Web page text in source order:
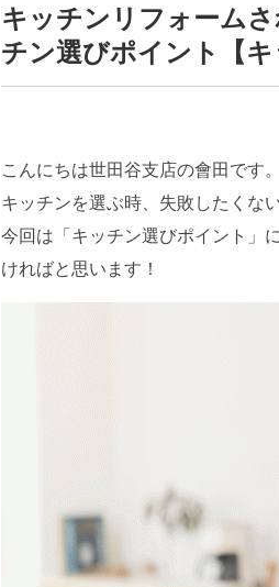
キッチンリフォーム
チン選びポイント【キ
こんにちは世田谷支店の會田です。
キッチンを選ぶ時、失敗したくな
今回は「キッチン選びポイント」
ければと思います！